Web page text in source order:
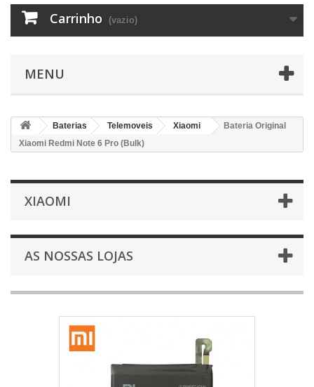
Carrinho (vazio)
MENU
Baterias Telemoveis Xiaomi
Bateria Original
Xiaomi Redmi Note 6 Pro (Bulk)
XIAOMI
AS NOSSAS LOJAS